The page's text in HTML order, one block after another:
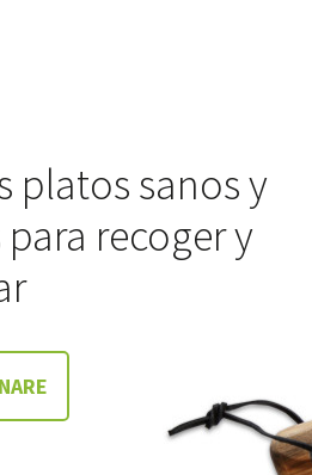
platos sanos y
recoger y